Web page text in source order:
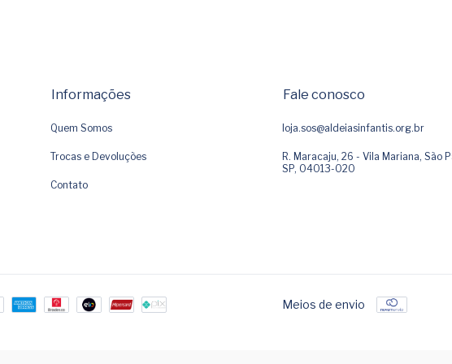
Informações
Quem Somos
Trocas e Devoluções
Contato
Fale conosco
loja.sos@aldeiasinfantis.org.br
R. Maracaju, 26 - Vila Mariana, São
SP, 04013-020
Meios de envio